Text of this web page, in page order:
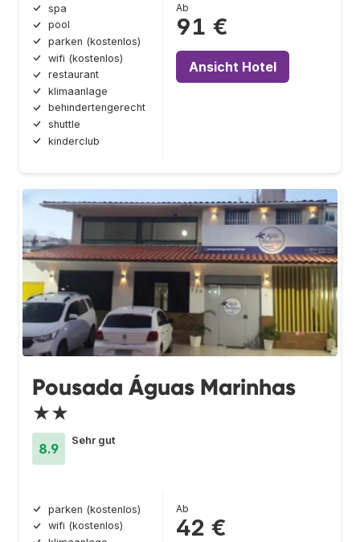
spa
pool
parken (kostenlos)
wifi (kostenlos)
restaurant
klimaanlage
behindertengerecht
shuttle
kinderclub
Ab
91 €
Ansicht Hotel
Pousada Águas Marinhas
★★
8.9
Sehr gut
parken (kostenlos)
wifi (kostenlos)
Ab
42 €